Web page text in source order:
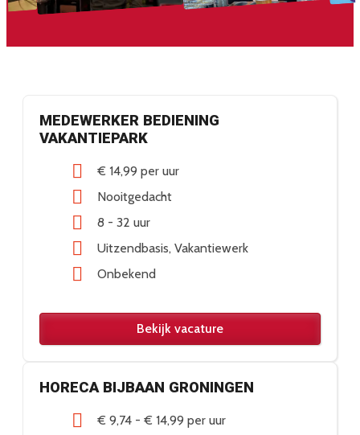
MEDEWERKER BEDIENING
VAKANTIEPARK
€ 14,99 per uur
Nooitgedacht
8 - 32 uur
Uitzendbasis Vakantiewerk
Onbekend
Bekijk vacature
HORECA BIJBAAN GRONINGEN
€ 9,74 - € 14,99 per uur